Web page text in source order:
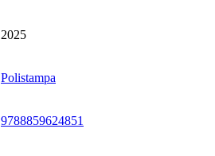
2025
Polistampa
9788859624851